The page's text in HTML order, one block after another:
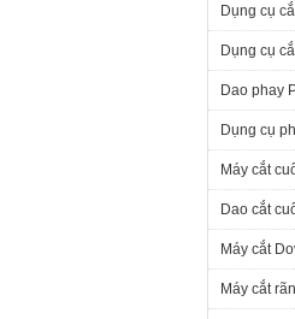
Dụng cụ
Dụng cụ
Dao phay
Dụng cụ
Máy cắt
Dao cắt
Máy cắt
Máy cắt